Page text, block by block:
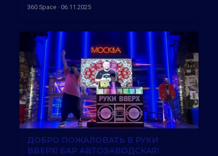
360 Space · 06.11.2025
ДОБРО ПОЖАЛОВАТЬ В РУКИ
ВВЕРХ! БАР АВТОЗАВОДСКАЯ!